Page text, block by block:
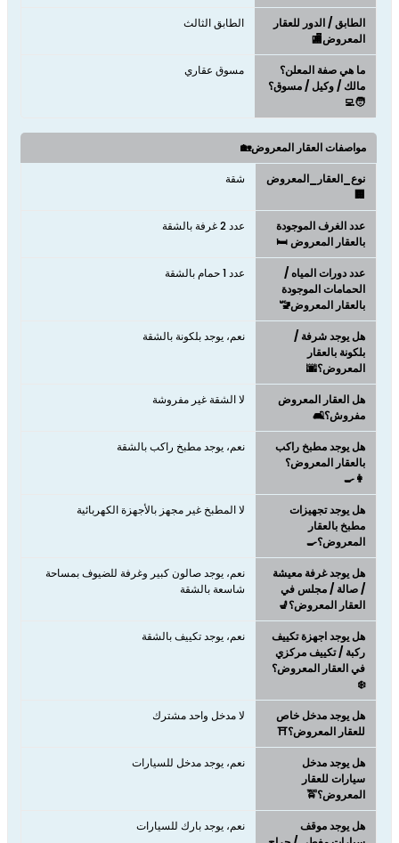
الطابق / الدور للعقار
المعروض🏬
الطابق الثالث
ما هي صفة المعلن؟
مالك / وكيل / مسوق؟
🧑‍💻
مسوق عقاري
مواصفات العقار المعروض🏡
نوع_العقار_المعروض
🏢
شقة
عدد الغرف الموجودة
بالعقار المعروض 🛏️
عدد 2 غرفة بالشقة
عدد دورات المياه /
الحمامات الموجودة
بالعقار المعروض🚾
عدد 1 حمام بالشقة
هل يوجد شرفة /
بلكونة بالعقار
المعروض؟🌆
نعم، يوجد بلكونة بالشقة
هل العقار المعروض
مفروش؟🛋️
لا الشقة غير مفروشة
هل يوجد مطبخ راكب
بالعقار المعروض؟
👩‍🍳
نعم، يوجد مطبخ راكب بالشقة
هل يوجد تجهيزات
مطبخ بالعقار
المعروض؟🍳
لا المطبخ غير مجهز بالأجهزة الكهربائية
هل يوجد غرفة معيشة
/ صالة / مجلس في
العقار المعروض؟💺
نعم، يوجد صالون كبير وغرفة للضيوف بمساحة
شاسعة بالشقة
هل يوجد اجهزة تكييف
ركبة / تكييف مركزي
في العقار المعروض؟
❄️
نعم، يوجد تكييف بالشقة
هل يوجد مدخل خاص
للعقار المعروض؟⛩️
لا مدخل واحد مشترك
هل يوجد مدخل
سيارات للعقار
المعروض؟🚖
نعم، يوجد مدخل للسيارات
هل يوجد موقف
نعم، يوجد بارك للسيارات